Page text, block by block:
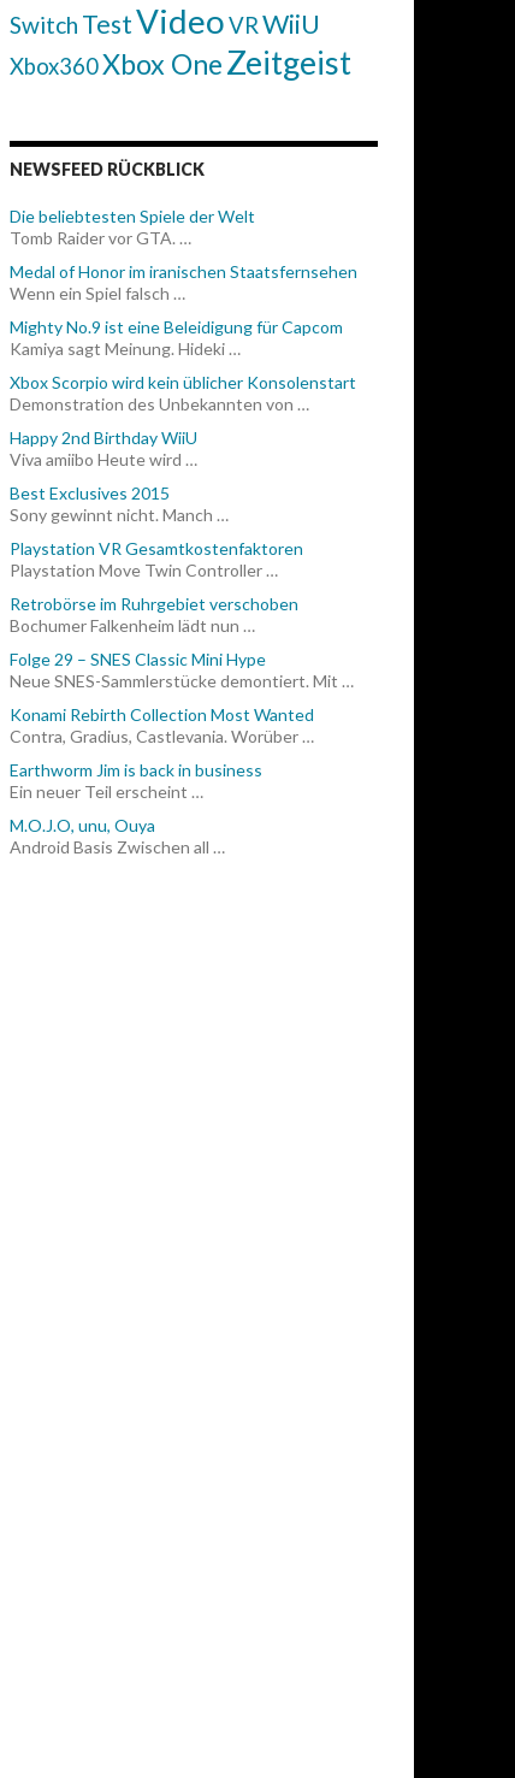
Switch TestVideoVRWiiU
Xbox360Xbox OneZeitgeist
NEWSFEED RÜCKBLICK
Die beliebtesten Spiele der Welt
Tomb Raider vor GTA. …
Medal of Honor im iranischen Staatsfernsehen
Wenn ein Spiel falsch …
Mighty No.9 ist eine Beleidigung für Capcom
Kamiya sagt Meinung. Hideki …
Xbox Scorpio wird kein üblicher Konsolenstart
Demonstration des Unbekannten von …
Happy 2nd Birthday WiiU
Viva amiibo Heute wird …
Best Exclusives 2015
Sony gewinnt nicht. Manch …
Playstation VR Gesamtkostenfaktoren
Playstation Move Twin Controller …
Retrobörse im Ruhrgebiet verschoben
Bochumer Falkenheim lädt nun …
Folge 29 – SNES Classic Mini Hype
Neue SNES-Sammlerstücke demontiert. Mit …
Konami Rebirth Collection Most Wanted
Contra, Gradius, Castlevania. Worüber …
Earthworm Jim is back in business
Ein neuer Teil erscheint …
M.O.J.O, unu, Ouya
Android Basis Zwischen all …